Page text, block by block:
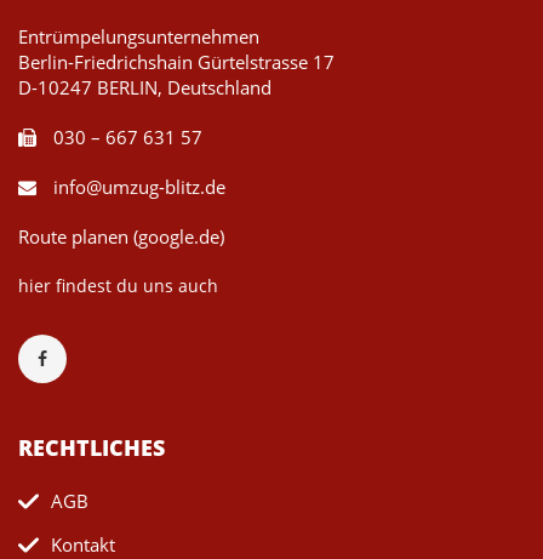
Entrümpelungsunternehmen
Berlin-Friedrichshain Gürtelstrasse 17
D-10247 BERLIN, Deutschland
030 – 667 631 57
info@umzug-blitz.de
Route planen (google.de)
hier findest du uns auch
RECHTLICHES
AGB
Kontakt